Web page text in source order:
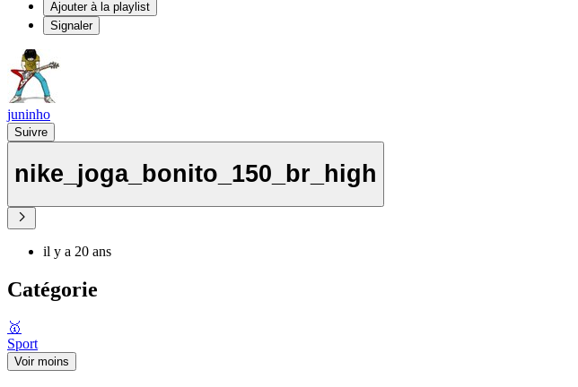
Ajouter à la playlist
Signaler
juninho
Suivre
nike_joga_bonito_150_br_high
il y a 20 ans
Catégorie
🥇
Sport
Voir moins